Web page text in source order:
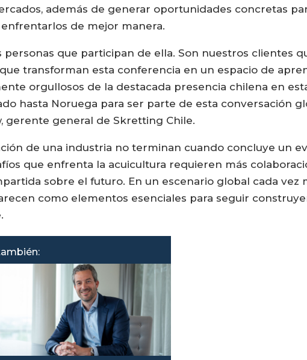
además de generar oportunidades concretas
de mejor manera.
personas que participan de ella. Son nuestros clientes
transforman esta conferencia en un espacio de
orgullosos de la destacada presencia chilena en
hasta Noruega para ser parte de esta conversación
gerente general de Skretting Chile.
de una industria no terminan cuando concluye un
que enfrenta la acuicultura requieren más
sobre el futuro. En un escenario global cada vez
como elementos esenciales para seguir